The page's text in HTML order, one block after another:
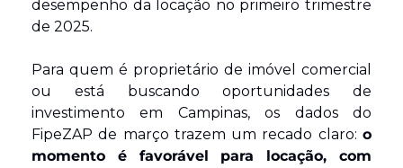
desempenho da locação no primeiro trimestre
de 2025.
Para quem é proprietário de imóvel comercial
ou está buscando oportunidades de
investimento em Campinas, os dados do
FipeZAP de março trazem um recado claro: o
momento é favorável para locação, com